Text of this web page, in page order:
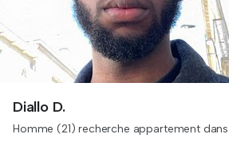
Diallo D.
Homme (21) recherche appartement dans